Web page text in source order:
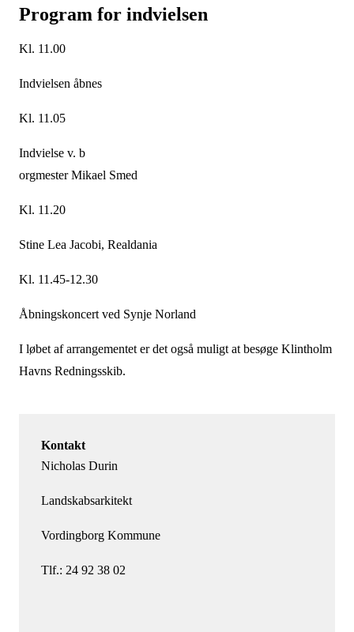
Program for indvielsen
Kl. 11.00
Indvielsen åbnes
Kl. 11.05
Indvielse v. b
orgmester Mikael Smed
Kl. 11.20
Stine Lea Jacobi, Realdania
Kl. 11.45-12.30
Åbningskoncert ved Synje Norland
I løbet af arrangementet er det også muligt at besøge Klintholm
Havns Redningsskib.
Kontakt
Nicholas Durin
Landskabsarkitekt
Vordingborg Kommune
Tlf.: 24 92 38 02